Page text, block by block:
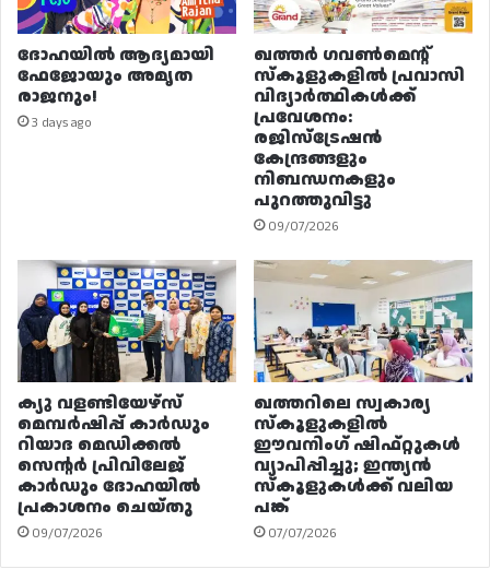
ദോഹയിൽ ആദ്യമായി
ഫേജോയും അമൃത
രാജനും!
3 days ago
ഖത്തർ ഗവൺമെന്റ്
സ്കൂളുകളിൽ പ്രവാസി
വിദ്യാർത്ഥികൾക്ക്
പ്രവേശനം:
രജിസ്ട്രേഷൻ
കേന്ദ്രങ്ങളും
നിബന്ധനകളും
പുറത്തുവിട്ടു
09/07/2026
ക്യു വളണ്ടിയേഴ്‌സ്
മെമ്പർഷിപ്പ് കാർഡും
റിയാദ മെഡിക്കൽ
സെന്റർ പ്രിവിലേജ്
കാർഡും ദോഹയിൽ
പ്രകാശനം ചെയ്തു
09/07/2026
ഖത്തറിലെ സ്വകാര്യ
സ്കൂളുകളിൽ
ഈവനിംഗ് ഷിഫ്റ്റുകൾ
വ്യാപിപ്പിച്ചു; ഇന്ത്യൻ
സ്കൂളുകൾക്ക് വലിയ
പങ്ക്
07/07/2026